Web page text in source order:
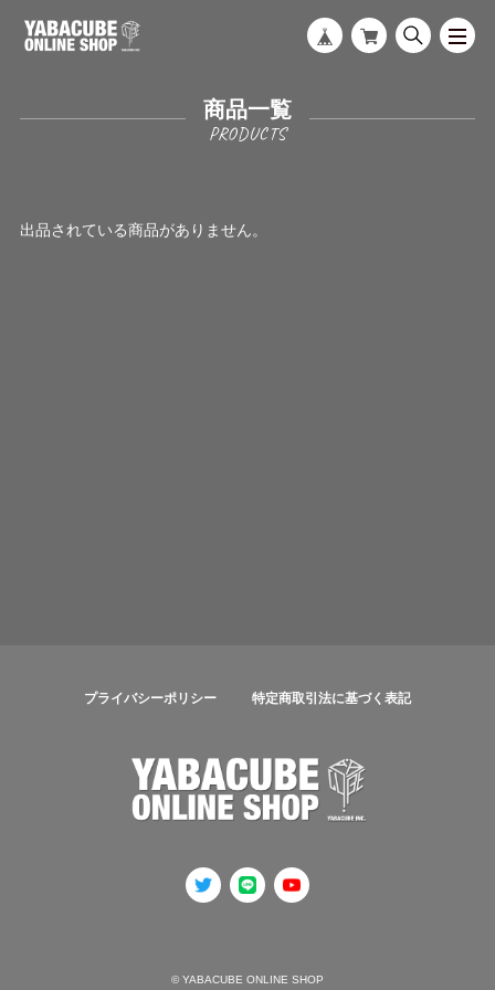
商品一覧
出品されている商品がありません。
プライバシーポリシー 特定商取引法に基づく表記
© YABACUBE ONLINE SHOP